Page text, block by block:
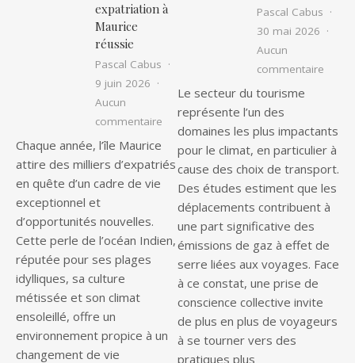
expatriation à
Maurice
réussie
Pascal Cabus
9 juin 2026
Aucun
commentaire sur Vivre à l’île Maurice : les étapes
Chaque année, l’île Maurice
attire des milliers d’expatriés
en quête d’un cadre de vie
exceptionnel et
d’opportunités nouvelles.
Cette perle de l’océan Indien,
réputée pour ses plages
idylliques, sa culture
métissée et son climat
ensoleillé, offre un
environnement propice à un
changement de vie
Pascal Cabus
30 mai 2026
Aucun
commentaire
Le secteur du tourisme
représente l’un des
domaines les plus impactants
pour le climat, en particulier à
cause des choix de transport.
Des études estiment que les
déplacements contribuent à
une part significative des
émissions de gaz à effet de
serre liées aux voyages. Face
à ce constat, une prise de
conscience collective invite
de plus en plus de voyageurs
à se tourner vers des
pratiques plus